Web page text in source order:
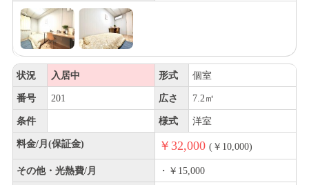
状況 入居中 形式 個室
番号 201 広さ 7.2㎡
条件 様式 洋室
料金/月(保証金) ￥32,000 (￥10,000)
その他・光熱費/月 ・￥15,000